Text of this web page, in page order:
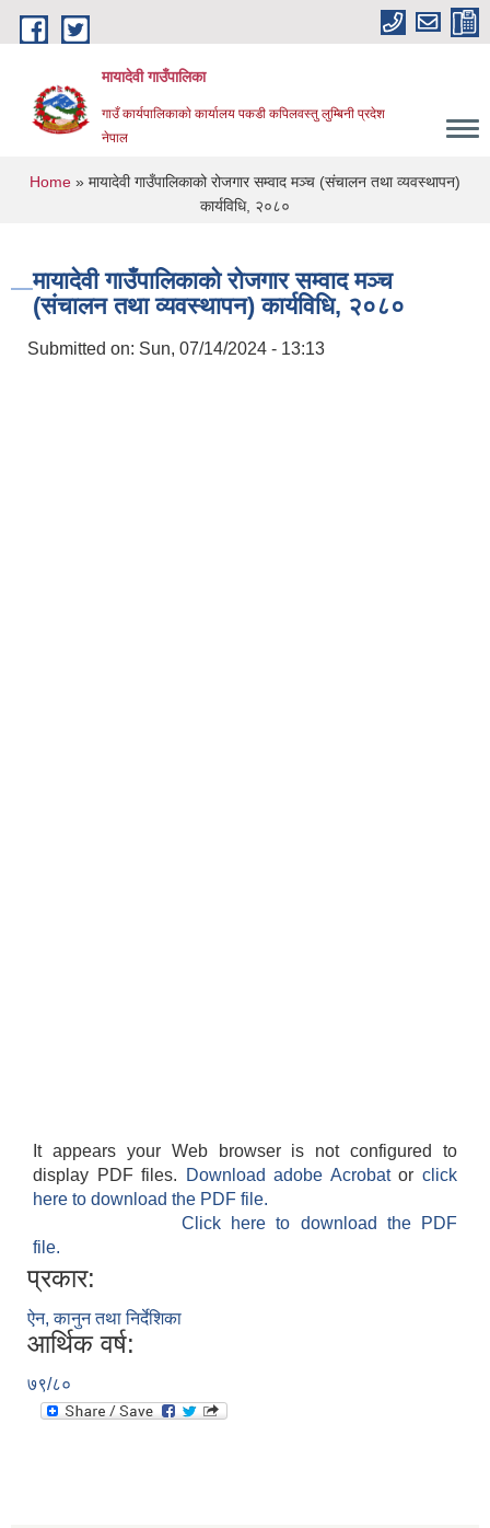
Skip to main content
मायादेवी गाउँपालिका
गाउँ कार्यपालिकाकाे कार्यालय पकडी कपिलवस्तु लुम्बिनी प्रदेश
नेपाल
You are here
Home » मायादेवी गाउँपालिकाको रोजगार सम्वाद मञ्च (संचालन तथा व्यवस्थापन)
कार्यविधि, २०८०
मायादेवी गाउँपालिकाको रोजगार सम्वाद मञ्च
(संचालन तथा व्यवस्थापन) कार्यविधि, २०८०
Submitted on: Sun, 07/14/2024 - 13:13
It appears your Web browser is not configured to
display PDF files.
Download adobe Acrobatorclick
here to download the PDF file.
Click here to download the PDF
file.
प्रकार:
ऐन, कानुन तथा निर्देशिका
आर्थिक वर्ष:
७९/८०